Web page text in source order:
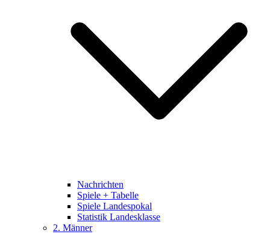
Nachrichten
Spiele + Tabelle
Spiele Landespokal
Statistik Landesklasse
2. Männer